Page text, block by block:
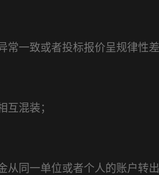
常一致或者投标报价呈规律性差
互混装；
从同一单位或者个人的账户转出